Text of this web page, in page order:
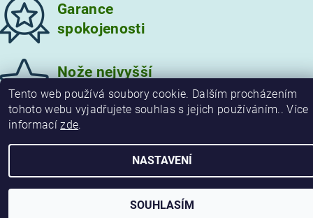
Vložením hodnocení souhlasíte s
Garance
spokojenosti
Nože nejvyšší
kvality
2026 © damaskove-noze.cz, všechna práva vyhrazena
Vytvořil Shoptet
Tento web používá soubory cookie. Dalším procházením
tohoto webu vyjadřujete souhlas s jejich používáním.. Více
informacízde.
NASTAVENÍ
SOUHLASÍM